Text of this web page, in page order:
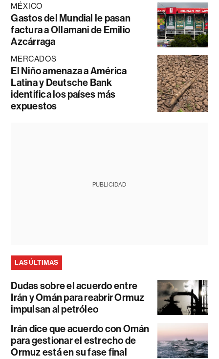
MÉXICO
Gastos del Mundial le pasan
factura a Ollamani de Emilio
Azcárraga
MERCADOS
El Niño amenaza a América
Latina y Deutsche Bank
identifica los países más
expuestos
PUBLICIDAD
LAS ÚLTIMAS
Dudas sobre el acuerdo entre
Irán y Omán para reabrir Ormuz
impulsan al petróleo
Irán dice que acuerdo con Omán
para gestionar el estrecho de
Ormuz está en su fase final